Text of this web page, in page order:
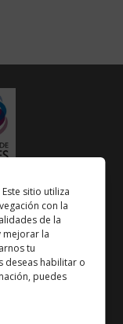
sitio utiliza
con la
de la
mejorar la
tu
deseas habilitar o
puedes